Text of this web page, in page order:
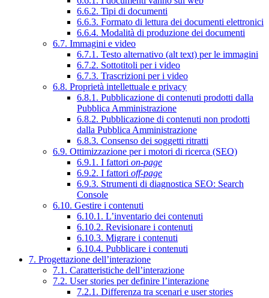
6.6.2. Tipi di documenti
6.6.3. Formato di lettura dei documenti elettronici
6.6.4. Modalità di produzione dei documenti
6.7. Immagini e video
6.7.1. Testo alternativo (alt text) per le immagini
6.7.2. Sottotitoli per i video
6.7.3. Trascrizioni per i video
6.8. Proprietà intellettuale e privacy
6.8.1. Pubblicazione di contenuti prodotti dalla
Pubblica Amministrazione
6.8.2. Pubblicazione di contenuti non prodotti
dalla Pubblica Amministrazione
6.8.3. Consenso dei soggetti ritratti
6.9. Ottimizzazione per i motori di ricerca (SEO)
6.9.1. I fattori on-page
6.9.2. I fattori off-page
6.9.3. Strumenti di diagnostica SEO: Search
Console
6.10. Gestire i contenuti
6.10.1. L’inventario dei contenuti
6.10.2. Revisionare i contenuti
6.10.3. Migrare i contenuti
6.10.4. Pubblicare i contenuti
7. Progettazione dell’interazione
7.1. Caratteristiche dell’interazione
7.2. User stories per definire l’interazione
7.2.1. Differenza tra scenari e user stories